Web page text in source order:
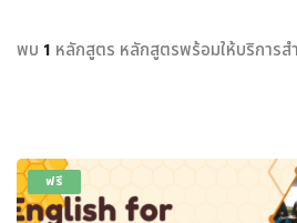
พบ 1 หลักสูตร หลักสูตรพร้อมให้บริการ
ฟรี